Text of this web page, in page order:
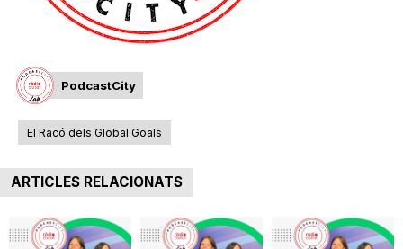
e
PodcastCity
El Racó dels Global Goals
ARTICLES RELACIONATS